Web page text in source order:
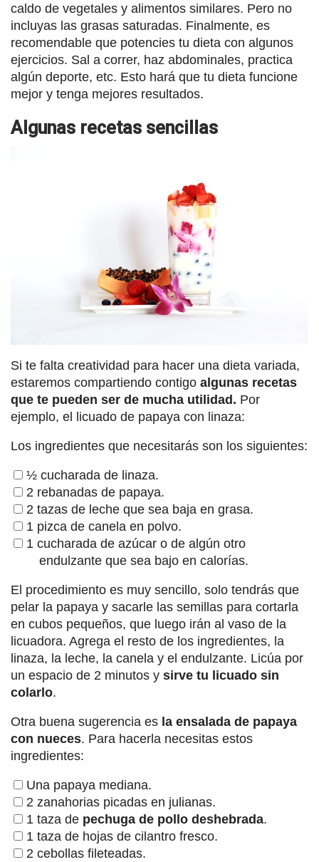
caldo de vegetales y alimentos similares. Pero no
incluyas las grasas saturadas. Finalmente, es
recomendable que potencies tu dieta con algunos
ejercicios. Sal a correr, haz abdominales, practica
algún deporte, etc. Esto hará que tu dieta funcione
mejor y tenga mejores resultados.
Algunas recetas sencillas
Si te falta creatividad para hacer una dieta variada,
estaremos compartiendo contigo algunas recetas
que te pueden ser de mucha utilidad. Por
ejemplo, el licuado de papaya con linaza:
Los ingredientes que necesitarás son los siguientes:
½ cucharada de linaza.
2 rebanadas de papaya.
2 tazas de leche que sea baja en grasa.
1 pizca de canela en polvo.
1 cucharada de azúcar o de algún otro
endulzante que sea bajo en calorías.
El procedimiento es muy sencillo, solo tendrás que
pelar la papaya y sacarle las semillas para cortarla
en cubos pequeños, que luego irán al vaso de la
licuadora. Agrega el resto de los ingredientes, la
linaza, la leche, la canela y el endulzante. Licúa por
un espacio de 2 minutos y sirve tu licuado sin
colarlo.
Otra buena sugerencia es la ensalada de papaya
con nueces. Para hacerla necesitas estos
ingredientes:
Una papaya mediana.
2 zanahorias picadas en julianas.
1 taza de pechuga de pollo deshebrada.
1 taza de hojas de cilantro fresco.
2 cebollas fileteadas.